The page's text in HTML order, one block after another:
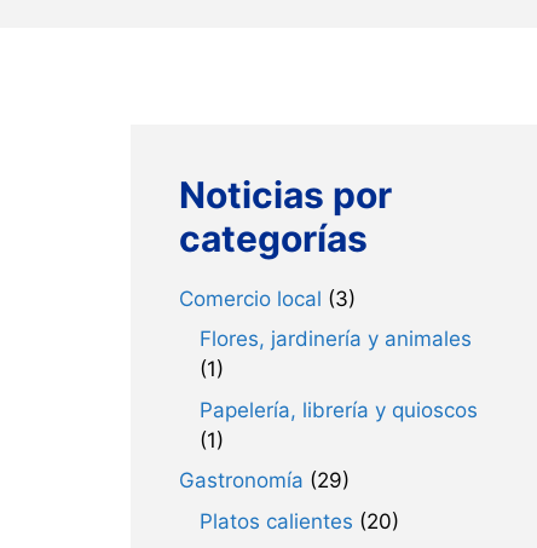
Noticias por
categorías
Comercio local (3)
Flores, jardinería y animales
(1)
Papelería, librería y quioscos
(1)
Gastronomía (29)
Platos calientes (20)